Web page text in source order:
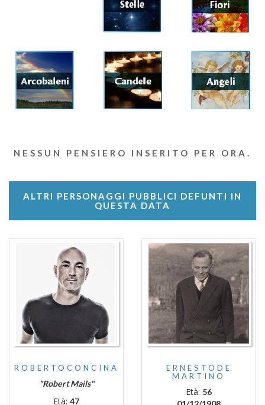
NESSUN PENSIERO INSERITO PER ORA.
ALTRI PERSONAGGI PUBBLICI DEFUNTI IN
QUESTA DATA
ROBERTOCONCINA
"Robert Mails"
Età: 47
ERNESTODE
MARTINO
Età: 56